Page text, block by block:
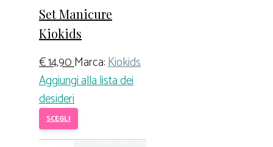
Set Manicure
Kiokids
€14,90Marca:Kiokids
Aggiungi alla lista dei
desideri
SCEGLI